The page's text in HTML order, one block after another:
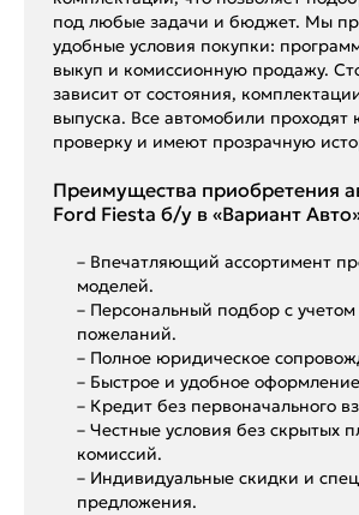
под любые задачи и бюджет. Мы
удобные условия покупки:
выкуп и комиссионную продажу.
зависит от состояния,
выпуска. Все автомобили
проверку и имеют прозрачную
Преимущества приобретения
Ford Fiesta б/у в «Вариант
– Впечатляющий ассортимент
моделей.
– Персональный подбор с
пожеланий.
– Полное юридическое
– Быстрое и удобное
– Кредит без первоначального
– Честные условия без скрытых
комиссий.
– Индивидуальные скидки и
предложения.